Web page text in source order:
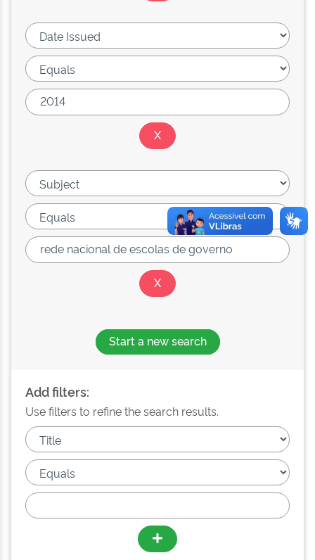
Start a new search
Add filters:
Use filters to refine the search results.